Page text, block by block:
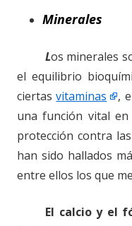
Minerales
Los minerales
el equilibrio
ciertasvitaminas
,
una función vital
protección contra
han sido hallados
entre ellos los que
El calcio y el